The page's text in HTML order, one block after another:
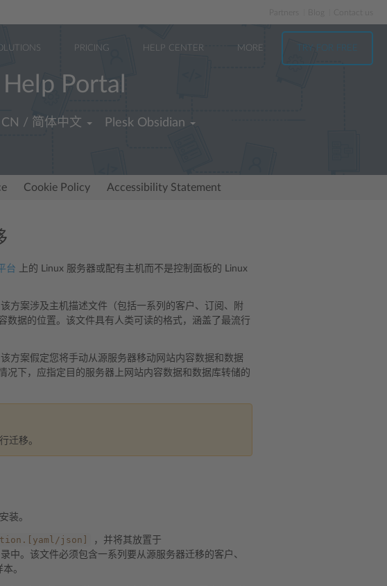
Partners
PRICING HELP CENTER MORE TRY FOR FREE
Portal
CN / 简体中文 Plesk Obsidian
Cookie Policy Accessibility Statement
台 上的 Linux 服务器或配有主机而不是控制面板的 Linux
方案涉及主机描述文件（包括一系列的客户、订阅、附
数据的位置。该文件具有人类可读的格式，涵盖了最流行
方案假定您将手动从源服务器移动网站内容数据和数据
况下，应指定目的服务器上网站内容数据和数据库转储的
迁移。
装。
json] ，并将其放置于
录中。该文件必须包含一系列要从源服务器迁移的客户、
。